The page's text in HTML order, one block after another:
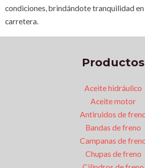
condiciones, brindándote tranquilidad
carretera.
Productos
Aceite hidráulico
Aceite motor
Antiruidos de
Bandas de freno
Campanas de
Chupas de freno